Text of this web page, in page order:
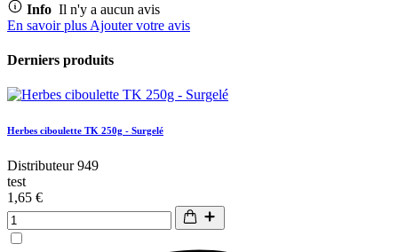
Info Il n'y a aucun avis
En savoir plus Ajouter votre avis
Derniers produits
Herbes ciboulette TK 250g - Surgelé
Distributeur 949
test
1,65 €